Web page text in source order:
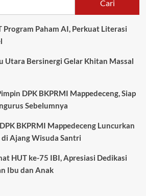
Cari
Program Paham AI, Perkuat Literasi
Utara Bersinergi Gelar Khitan Massal
DPK BKPRMI Mappedeceng, Siap
Sebelumnya
BKPRMI Mappedeceng Luncurkan
Ajang Wisuda Santri
HUT ke-75 IBI, Apresiasi Dedikasi
Ibu dan Anak